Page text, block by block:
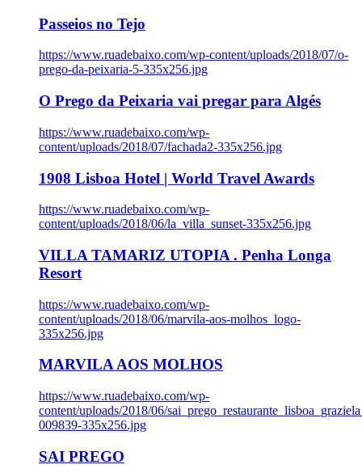
Passeios no Tejo
https://www.ruadebaixo.com/wp-content/uploads/2018/07/o-
prego-da-peixaria-5-335x256.jpg
O Prego da Peixaria vai pregar para Algés
https://www.ruadebaixo.com/wp-
content/uploads/2018/07/fachada2-335x256.jpg
1908 Lisboa Hotel | World Travel Awards
https://www.ruadebaixo.com/wp-
content/uploads/2018/06/la_villa_sunset-335x256.jpg
VILLA TAMARIZ UTOPIA . Penha Longa
Resort
https://www.ruadebaixo.com/wp-
content/uploads/2018/06/marvila-aos-molhos_logo-
335x256.jpg
MARVILA AOS MOLHOS
https://www.ruadebaixo.com/wp-
content/uploads/2018/06/
009839-335x256.jpg
SAI PREGO